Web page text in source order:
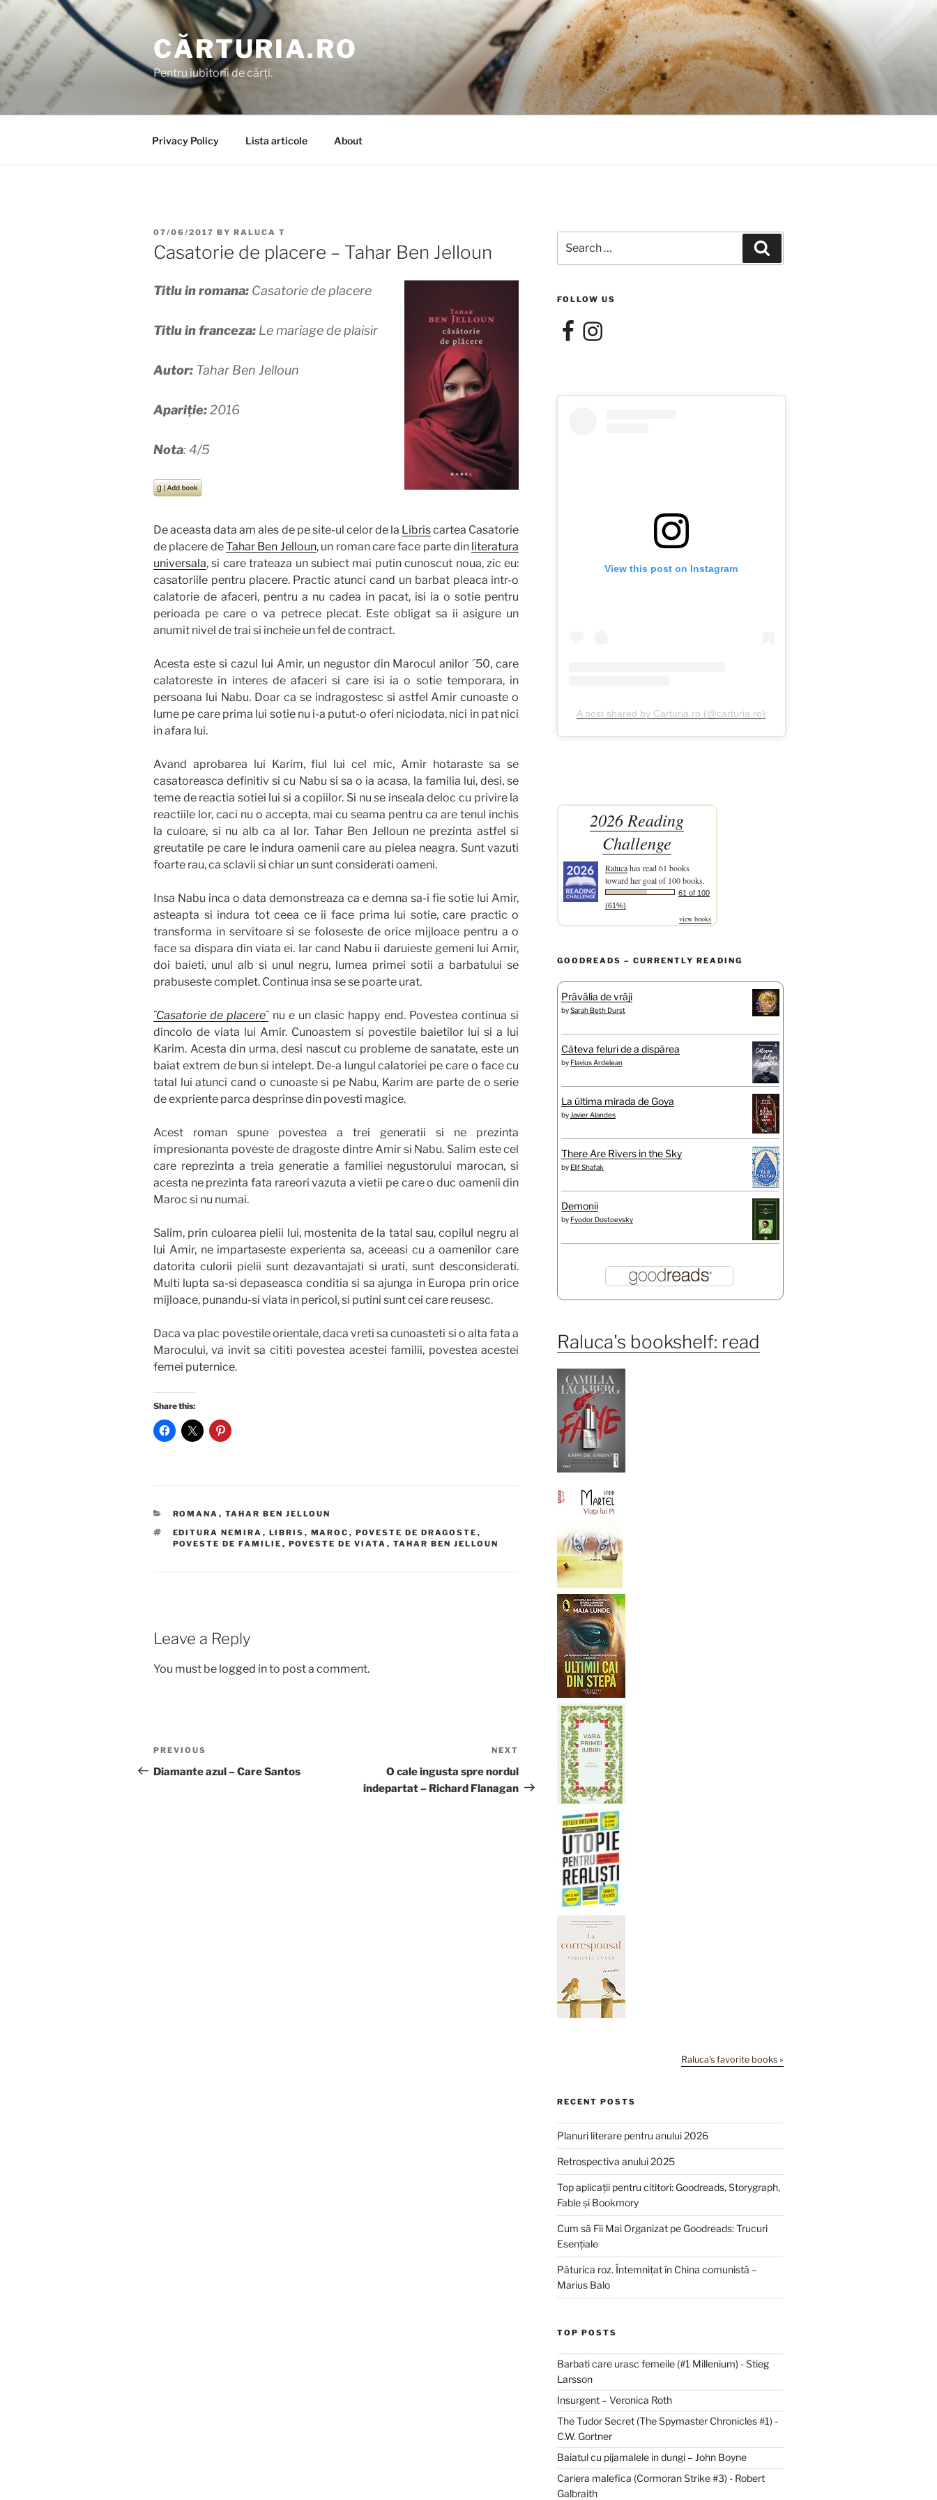
Skip
content
CĂRTURIA.RO
Pentru iubitorii de cărți.
Privacy Policy Lista articole About
POSTED
ON
07/06/2017 BY RALUCA T
Casatorie de placere – Tahar Ben Jelloun
Titlu in romana: Casatorie de placere
Titlu in franceza: Le mariage de plaisir
Autor: Tahar Ben Jelloun
Apariție:2016
Nota: 4/5
De aceasta data am ales de pe site-ul celor de la Libriscartea Casatorie
de placere deTahar Ben Jelloun, un roman care face parte din literatura
universala, si care trateaza un subiect mai putin cunoscut noua, zic eu:
casatoriile pentru placere. Practic atunci cand un barbat pleaca intr-o
calatorie de afaceri, pentru a nu cadea in pacat, isi ia o sotie pentru
perioada pe care o va petrece plecat. Este obligat sa ii asigure un
anumit nivel de trai si incheie un fel de contract.
Acesta este si cazul lui Amir, un negustor din Marocul anilor ´50, care
calatoreste in interes de afaceri si care isi ia o sotie temporara, in
persoana lui Nabu. Doar ca se indragostesc si astfel Amir cunoaste o
lume pe care prima lui sotie nu i-a putut-o oferi niciodata, nici in pat nici
in afara lui.
Avand aprobarea lui Karim, fiul lui cel mic, Amir hotaraste sa se
casatoreasca definitiv si cu Nabu si sa o ia acasa, la familia lui, desi, se
teme de reactia sotiei lui si a copiilor. Si nu se inseala deloc cu privire la
reactiile lor, caci nu o accepta, mai cu seama pentru ca are tenul inchis
la culoare, si nu alb ca al lor. Tahar Ben Jelloun ne prezinta astfel si
greutatile pe care le indura oamenii care au pielea neagra. Sunt vazuti
foarte rau, ca sclavii si chiar un sunt considerati oameni.
Insa Nabu inca o data demonstreaza ca e demna sa-i fie sotie lui Amir,
asteapta si indura tot ceea ce ii face prima lui sotie, care practic o
transforma in servitoare si se foloseste de orice mijloace pentru a o
face sa dispara din viata ei. Iar cand Nabu ii daruieste gemeni lui Amir,
doi baieti, unul alb si unul negru, lumea primei sotii a barbatului se
prabuseste complet. Continua insa se se poarte urat.
¨Casatorie de placere¨nu e un clasic happy end. Povestea continua si
dincolo de viata lui Amir. Cunoastem si povestile baietilor lui si a lui
Karim. Acesta din urma, desi nascut cu probleme de sanatate, este un
baiat extrem de bun si intelept. De-a lungul calatoriei pe care o face cu
tatal lui atunci cand o cunoaste si pe Nabu, Karim are parte de o serie
de expriente parca desprinse din povesti magice.
Acest roman spune povestea a trei generatii si ne prezinta
impresionanta poveste de dragoste dintre Amir si Nabu. Salim este cel
care reprezinta a treia generatie a familiei negustorului marocan, si
acesta ne prezinta fata rareori vazuta a vietii pe care o duc oamenii din
Maroc si nu numai.
Salim, prin culoarea pielii lui, mostenita de la tatal sau, copilul negru al
lui Amir, ne impartaseste experienta sa, aceeasi cu a oamenilor care
datorita culorii pielii sunt dezavantajati si urati, sunt desconsiderati.
Multi lupta sa-si depaseasca conditia si sa ajunga in Europa prin orice
mijloace, punandu-si viata in pericol, si putini sunt cei care reusesc.
Daca va plac povestile orientale, daca vreti sa cunoasteti si o alta fata a
Marocului, va invit sa cititi povestea acestei familii, povestea acestei
femei puternice.
Share this:
CATEGORIES
ROMANA , TAHAR BEN JELLOUN
TAGS
EDITURA NEMIRA , LIBRIS , MAROC , POVESTE DE DRAGOSTE ,
POVESTE DE FAMILIE , POVESTE DE VIATA , TAHAR BEN JELLOUN
Leave a Reply
You must be logged into post a comment.
Post
navigation
Previous
Post
PREVIOUS
Diamante azul – Care Santos
Post
NEXT
O cale ingusta spre nordul
indepartat – Richard Flanagan
for:
FOLLOW US
FacebookInstagram
View this post on Instagram
A post shared by Carturia.ro (@carturia.ro)
2026 Reading
Challenge
Ralucahas read 61 books
toward her goal of 100 books.
61 of 100
(61%)
view books
GOODREADS – CURRENTLY READING
Prăvălia de vrăji
bySarah Beth Durst
Câteva feluri de a dispărea
by Flavius Ardelean
La última mirada de Goya
by Javier Alandes
There Are Rivers in the Sky
by Elif Shafak
Demonii
by Fyodor Dostoevsky
Raluca's bookshelf: read
Raluca's favorite books »
RECENT POSTS
Planuri literare pentru anului 2026
Retrospectiva anului 2025
Top aplicații pentru cititori: Goodreads, Storygraph,
Fable și Bookmory
Cum să Fii Mai Organizat pe Goodreads: Trucuri
Esențiale
Păturica roz. Întemnițat în China comunistă –
Marius Balo
TOP POSTS
Barbati care urasc femeile (#1 Millenium) - Stieg
Larsson
Insurgent – Veronica Roth
The Tudor Secret (The Spymaster Chronicles #1) -
C.W. Gortner
Baiatul cu pijamalele in dungi – John Boyne
Cariera malefica (Cormoran Strike #3) - Robert
Galbraith